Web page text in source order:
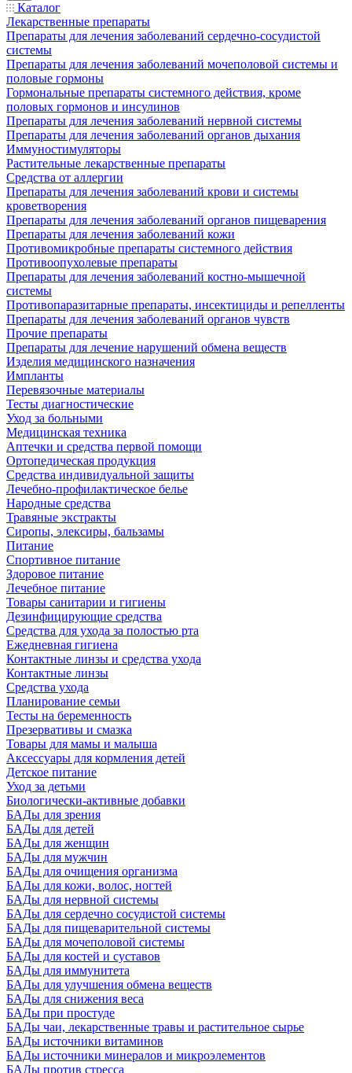
Каталог
Лекарственные препараты
Препараты для лечения заболеваний сердечно-сосудистой
системы
Препараты для лечения заболеваний мочеполовой системы и
половые гормоны
Гормональные препараты системного действия, кроме
половых гормонов и инсулинов
Препараты для лечения заболеваний нервной системы
Препараты для лечения заболеваний органов дыхания
Иммуностимуляторы
Растительные лекарственные препараты
Средства от аллергии
Препараты для лечения заболеваний крови и системы
кроветворения
Препараты для лечения заболеваний органов пищеварения
Препараты для лечения заболеваний кожи
Противомикробные препараты системного действия
Противоопухолевые препараты
Препараты для лечения заболеваний костно-мышечной
системы
Противопаразитарные препараты, инсектициды и репелленты
Препараты для лечения заболеваний органов чувств
Прочие препараты
Препараты для лечение нарушений обмена веществ
Изделия медицинского назначения
Импланты
Перевязочные материалы
Тесты диагностические
Уход за больными
Медицинская техника
Аптечки и средства первой помощи
Ортопедическая продукция
Средства индивидуальной защиты
Лечебно-профилактическое белье
Народные средства
Травяные экстракты
Сиропы, элексиры, бальзамы
Питание
Спортивное питание
Здоровое питание
Лечебное питание
Товары санитарии и гигиены
Дезинфицирующие средства
Средства для ухода за полостью рта
Ежедневная гигиена
Контактные линзы и средства ухода
Контактные линзы
Средства ухода
Планирование семьи
Тесты на беременность
Презервативы и смазка
Товары для мамы и малыша
Аксессуары для кормления детей
Детское питание
Уход за детьми
Биологически-активные добавки
БАДы для зрения
БАДы для детей
БАДы для женщин
БАДы для мужчин
БАДы для очищения организма
БАДы для кожи, волос, ногтей
БАДы для нервной системы
БАДы для сердечно сосудистой системы
БАДы для пищеварительной системы
БАДы для мочеполовой системы
БАДы для костей и суставов
БАДы для иммунитета
БАДы для улучшения обмена веществ
БАДы для снижения веса
БАДы при простуде
БАДы чаи, лекарственные травы и растительное сырье
БАДы источники витаминов
БАДы источники минералов и микроэлементов
БАДы против стресса